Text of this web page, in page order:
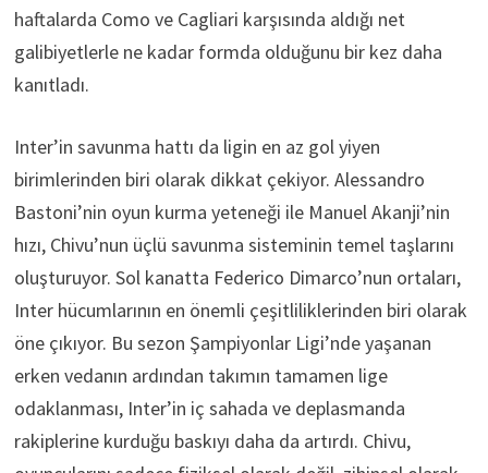
haftalarda Como ve Cagliari karşısında aldığı net
galibiyetlerle ne kadar formda olduğunu bir kez daha
kanıtladı.
Inter’in savunma hattı da ligin en az gol yiyen
birimlerinden biri olarak dikkat çekiyor. Alessandro
Bastoni’nin oyun kurma yeteneği ile Manuel Akanji’nin
hızı, Chivu’nun üçlü savunma sisteminin temel taşlarını
oluşturuyor. Sol kanatta Federico Dimarco’nun ortaları,
Inter hücumlarının en önemli çeşitliliklerinden biri olarak
öne çıkıyor. Bu sezon Şampiyonlar Ligi’nde yaşanan
erken vedanın ardından takımın tamamen lige
odaklanması, Inter’in iç sahada ve deplasmanda
rakiplerine kurduğu baskıyı daha da artırdı. Chivu,